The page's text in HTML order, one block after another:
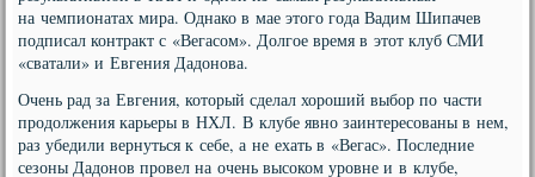
на чемпионатах мира. Однако в мае этого года Вадим Шипачев
подписал контракт с «Вегасом». Долгое время в этот клуб СМИ
«сватали» и Евгения Дадонова.
Очень рад за Евгения, который сделал хороший выбор по части
продолжения карьеры в НХЛ. В клубе явно заинтересованы в нем,
раз убедили вернуться к себе, а не ехать в «Вегас». Последние
сезоны Дадонов провел на очень высоком уровне и в клубе,